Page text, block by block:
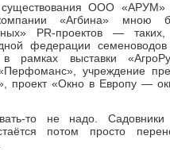
ООО «АРУМ»
компании «Агбина» мною
PR-проектов — таких,
федерации
рамках выставки
учреждение
проект «Окно в Европу —
то не надо. Садовники
потом просто